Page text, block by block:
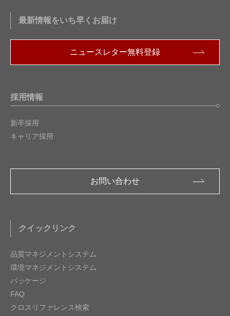
最新情報をいち早くお届け
ニュースレター無料登録
採用情報
新卒採用
キャリア採用
お問い合わせ
クイックリンク
品質マネジメントシステム
環境マネジメントシステム
パッケージ
FAQ
クロスリファレンス検索